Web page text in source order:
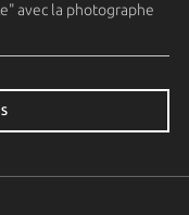
avec la photographe